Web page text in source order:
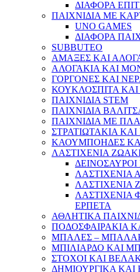
ΔΙΑΦΟΡΑ
ΠΑΙΧΝΙΔΙΑ ΜΕ
UNO GAMES
ΔΙΑΦΟΡΑ
SUBBUTEO
ΑΜΑΞΕΣ ΚΑΙ
ΑΛΟΓΑΚΙΑ ΚΑΙ
ΓΟΡΓΟΝΕΣ ΚΑΙ
ΚΟΥΚΛΟΣΠΙΤΑ
ΠΑΙΧΝΙΔΙΑ STEM
ΠΑΙΧΝΙΔΙΑ
ΠΑΙΧΝΙΔΙΑ ΜΕ
ΣΤΡΑΤΙΩΤΑΚΙΑ ΚΑΙ
ΚΑΟΥΜΠΟΗΔΕΣ
ΛΑΣΤΙΧΕΝΙΑ
ΔΕΙΝΟΣΑΥΡΟΙ
ΛΑΣΤΙΧΕΝΙΑ
ΛΑΣΤΙΧΕΝΙΑ
ΛΑΣΤΙΧΕΝΙΑ
ΕΡΠΕΤΑ
ΑΘΛΗΤΙΚΑ
ΠΟΔΟΣΦΑΙΡΑΚΙΑ
ΜΠΑΛΕΣ –
ΜΠΙΛΙΑΡΔΟ ΚΑΙ
ΣΤΟΧΟΙ ΚΑΙ
ΔΗΜΙΟΥΡΓΙΚΑ ΚΑΙ